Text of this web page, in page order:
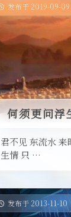
发布于 2019-09-09
何须更问浮
君不见 东流水
生情 只 …
发布于 2013-11-10